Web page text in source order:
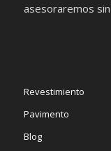
asesoraremos
Revestimiento
Pavimento
Blog